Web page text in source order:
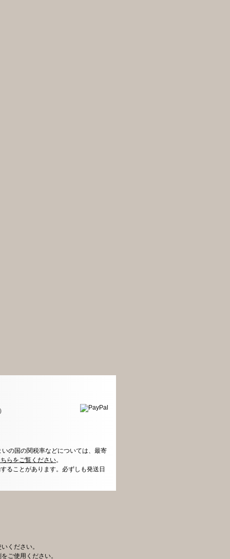
）
の国の関税率などについては、最寄
らをご覧ください。
ることがあります。必ずしも発送日
ください。
ご使用ください。